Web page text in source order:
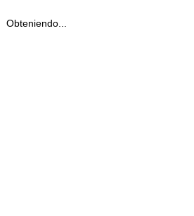
Obteniendo...